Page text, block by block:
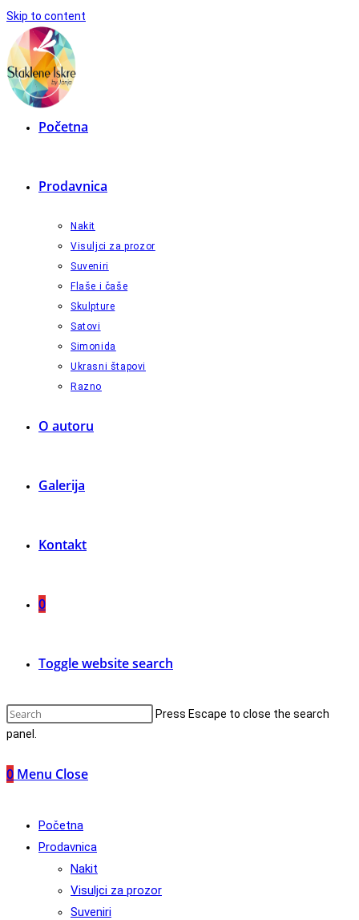
Skip to content
Početna
Prodavnica
Nakit
Visuljci za prozor
Suveniri
Flaše i čaše
Skulpture
Satovi
Simonida
Ukrasni štapovi
Razno
O autoru
Galerija
Kontakt
0
Toggle website search
Press Escape to close the search
panel.
0 Menu Close
Početna
Prodavnica
Nakit
Visuljci za prozor
Suveniri